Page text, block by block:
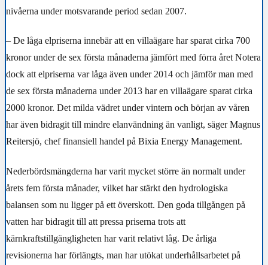
nivåerna under motsvarande period sedan 2007.
– De låga elpriserna innebär att en villaägare har sparat cirka 700
kronor under de sex första månaderna jämfört med förra året Notera
dock att elpriserna var låga även under 2014 och jämför man med
de sex första månaderna under 2013 har en villaägare sparat cirka
2000 kronor. Det milda vädret under vintern och början av våren
har även bidragit till mindre elanvändning än vanligt, säger Magnus
Reitersjö, chef finansiell handel på Bixia Energy Management.
Nederbördsmängderna har varit mycket större än normalt under
årets fem första månader, vilket har stärkt den hydrologiska
balansen som nu ligger på ett överskott. Den goda tillgången på
vatten har bidragit till att pressa priserna trots att
kärnkraftstillgängligheten har varit relativt låg. De årliga
revisionerna har förlängts, man har utökat underhållsarbetet på